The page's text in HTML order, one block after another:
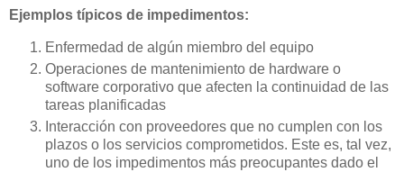
Ejemplos típicos de impedimentos:
Enfermedad de algún miembro del equipo
Operaciones de mantenimiento de hardware o
software corporativo que afecten la continuidad de las
tareas planificadas
Interacción con proveedores que no cumplen con los
plazos o los servicios comprometidos. Este es, tal vez,
uno de los impedimentos más preocupantes dado el